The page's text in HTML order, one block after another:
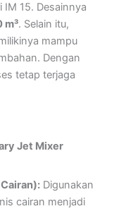
IM 15. Desainnya
m³. Selain itu,
mampu
Dengan
tetap terjaga
Jet Mixer
Digunakan
cairan menjadi